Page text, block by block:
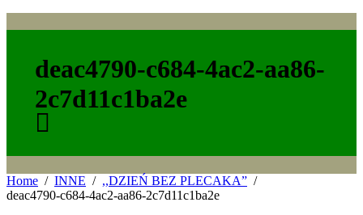
deac4790-c684-4ac2-aa86-
2c7d11c1ba2e
Home INNE
,,DZIEŃ BEZ PLECAKA”
deac4790-c684-4ac2-aa86-2c7d11c1ba2e